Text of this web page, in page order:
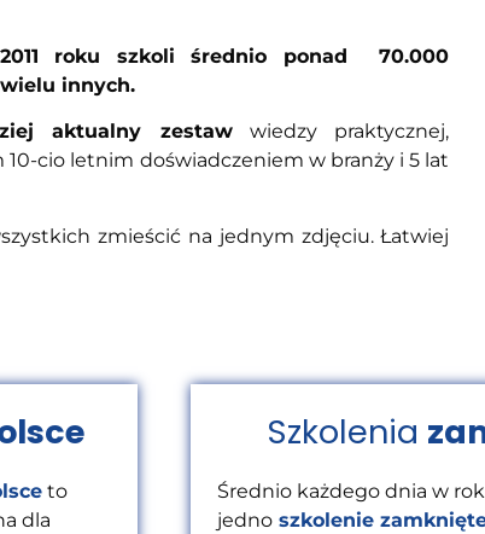
roku szkoli średnio ponad 70.000
innych.
aktualny zestawwiedzy praktycznej,
cio letnim doświadczeniem w branży i 5 lat
zmieścić na jednym zdjęciu. Łatwiej
to
dla
Szkolenia
Średnio każdego dnia w
jedno szkolenie